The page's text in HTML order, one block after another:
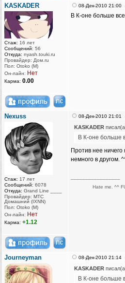
KASKADER
Стаж: 16 лет
Сообщений: 56
Откуда: nyash.touki.ru
Провайдер: Дом.ru
Пол: Otoko (M)
Он-лайн: Нет
Карма: 0.00
08-Дек-2010 21:00
В К-оне больше
Nexuss
Стаж: 17 лет
Сообщений: 6078
Откуда: Grand Line ____
Провайдер: МТС
Домашний (IXNN)
Пол: Otoko (M)
Он-лайн: Нет
Карма: +1.12
08-Дек-2010 21:01
KASKADER
В К-оне больше
Против нее
немного в другом.
Hate me. ^^
Journeyman 08-Дек-2010 21:14
KASKADER
В К-оне больше